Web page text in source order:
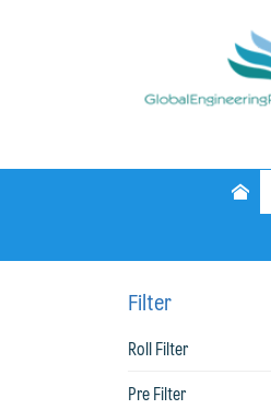
Filter
Roll Filter
Pre Filter